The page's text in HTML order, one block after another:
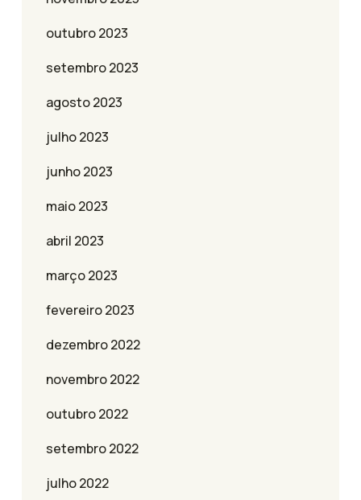
outubro 2023
setembro 2023
agosto 2023
julho 2023
junho 2023
maio 2023
abril 2023
março 2023
fevereiro 2023
dezembro 2022
novembro 2022
outubro 2022
setembro 2022
julho 2022